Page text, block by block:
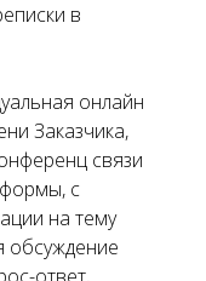
в
онлайн
Заказчика,
связи
с
на тему
обсуждение